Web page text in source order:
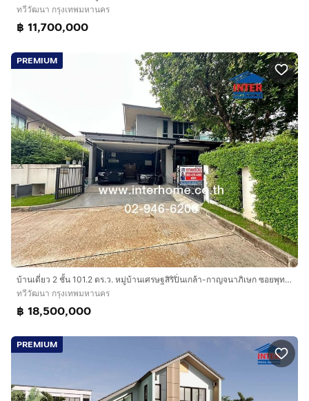
ทวีวัฒนา กรุงเทพมหานคร
฿ 11,700,000
PREMIUM
บ้านเดี่ยว 2 ชั้น 101.2 ตร.ว. หมู่บ้านเศรษฐสิริปิ่นเกล้า-กาญจนาภิเษก ซอยพุทธมณฑลสาย2 ซอย24 ถนนกาญจนาภิเษก ถนนพุทธมณฑลสาย2 ถนนบรมราชชนนี
ทวีวัฒนา กรุงเทพมหานคร
฿ 18,500,000
PREMIUM